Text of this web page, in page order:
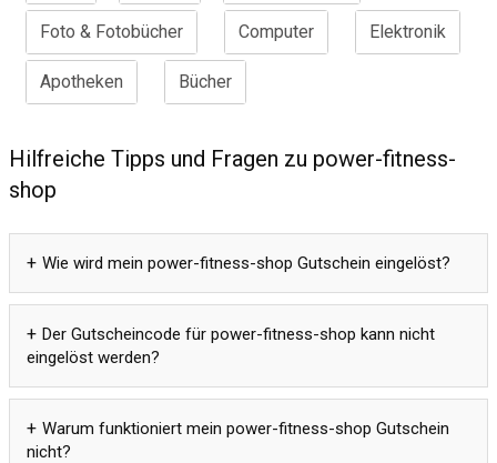
Foto & Fotobücher Computer Elektronik
Apotheken Bücher
Hilfreiche Tipps und Fragen zu power-fitness-
shop
Wie wird mein power-fitness-shop Gutschein eingelöst?
Der Gutscheincode für power-fitness-shop kann nicht
eingelöst werden?
Warum funktioniert mein power-fitness-shop Gutschein
nicht?